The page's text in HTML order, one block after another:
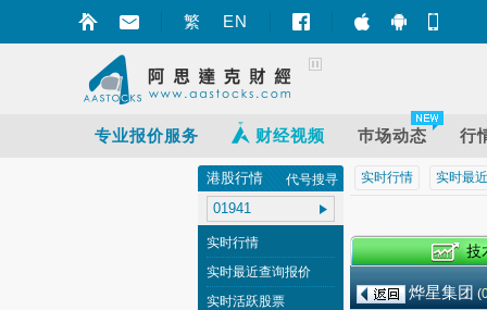
繁 EN 智财迅
专业报价服务 财经视频 巿场动态 行
实时行情 实时最
烨星集团 (
港股行情 代号搜寻
实时行情
实时最近查询报价
实时活跃股票